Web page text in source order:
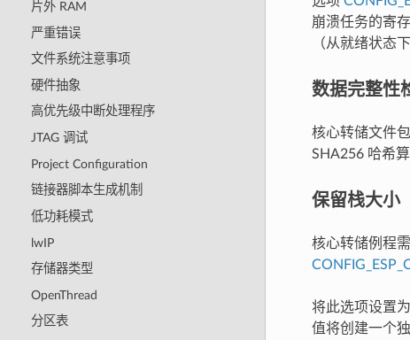
片外 RAM
严重错误
文件系统注意事项
硬件抽象
高优先级中断处理程序
JTAG 调试
Project Configuration
链接器脚本生成机制
低功耗模式
lwIP
存储器类型
OpenThread
分区表
崩溃任务的寄
（从就绪状态
数据完整性
核心转储文件
SHA256 哈希
保留栈大小
核心转储例程
将此选项设置
值将创建一个独